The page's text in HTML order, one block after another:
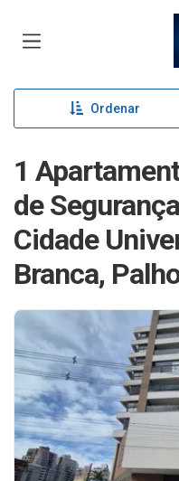
Ordenar
1
de
Cidade
Branca,